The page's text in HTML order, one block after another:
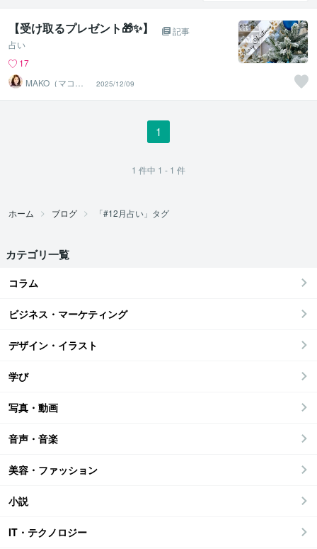
【受け取るプレゼント🎁✨】
記事
占い
17
MAKO（マコ）
占い♡心寄り添
うヒーラー
2025/12/09
1
1 件中 1 - 1 件
ホーム ブログ 「#12月占い」タグ
カテゴリ一覧
コラム
ビジネス・マーケティング
デザイン・イラスト
学び
写真・動画
音声・音楽
美容・ファッション
小説
IT・テクノロジー